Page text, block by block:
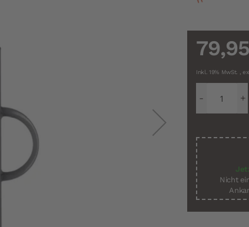
Inkl. 19% MwSt. ,
Nicht